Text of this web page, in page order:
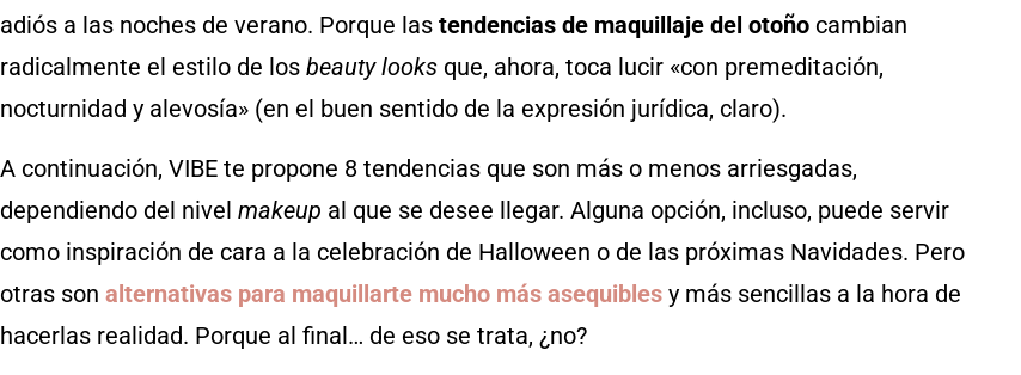
adiós a las noches de verano. Porque las tendencias de maquillaje del otoño cambian
radicalmente el estilo de los beauty looks que, ahora, toca lucir «con premeditación,
nocturnidad y alevosía» (en el buen sentido de la expresión jurídica, claro).
A continuación, VIBE te propone 8 tendencias que son más o menos arriesgadas,
dependiendo del nivel makeup al que se desee llegar. Alguna opción, incluso, puede servir
como inspiración de cara a la celebración de Halloween o de las próximas Navidades. Pero
otras son alternativas para maquillarte mucho más asequibles y más sencillas a la hora de
hacerlas realidad. Porque al final… de eso se trata, ¿no?